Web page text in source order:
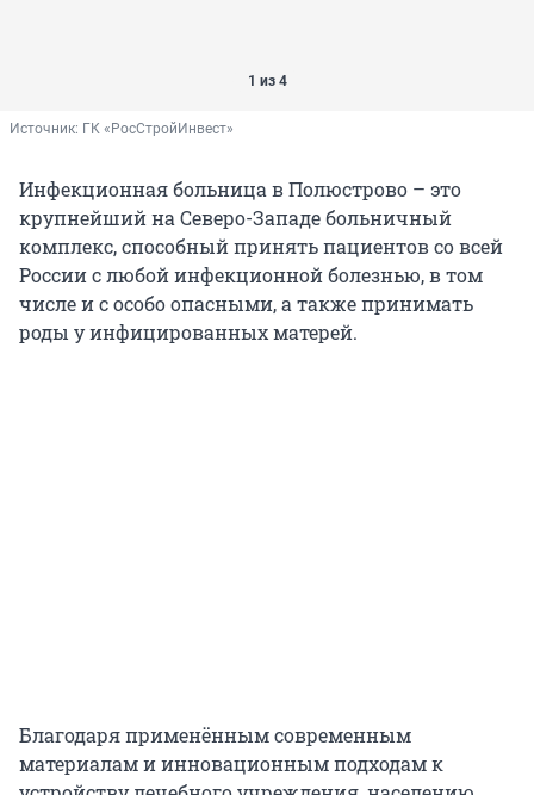
1 из 4
Источник: ГК «РосСтройИнвест»
Инфекционная больница в Полюстрово – это
крупнейший на Северо-Западе больничный
комплекс, способный принять пациентов со всей
России с любой инфекционной болезнью, в том
числе и с особо опасными, а также принимать
роды у инфицированных матерей.
Благодаря применённым современным
материалам и инновационным подходам к